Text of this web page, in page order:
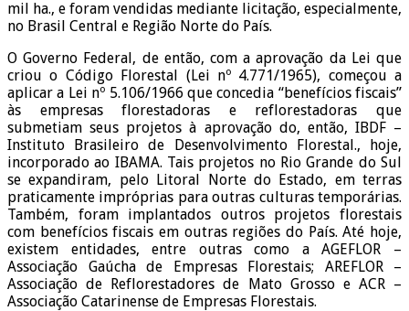
mil ha., e foram vendidas mediante licitação, especialmente,
no Brasil Central e Região Norte do País.
O Governo Federal, de então, com a aprovação da Lei que
criou o Código Florestal (Lei nº 4.771/1965), começou a
aplicar a Lei nº 5.106/1966 que concedia “benefícios fiscais”
às empresas florestadoras e reflorestadoras que
submetiam seus projetos à aprovação do, então, IBDF –
Instituto Brasileiro de Desenvolvimento Florestal., hoje,
incorporado ao IBAMA. Tais projetos no Rio Grande do Sul
se expandiram, pelo Litoral Norte do Estado, em terras
praticamente impróprias para outras culturas temporárias.
Também, foram implantados outros projetos florestais
com benefícios fiscais em outras regiões do País. Até hoje,
existem entidades, entre outras como a AGEFLOR –
Associação Gaúcha de Empresas Florestais; AREFLOR –
Associação de Reflorestadores de Mato Grosso e ACR –
Associação Catarinense de Empresas Florestais.